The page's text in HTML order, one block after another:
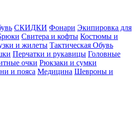
СКИДКИ Фонари Экипировка для
Свитера и кофты Костюмы и
и жилеты Тактическая Обувь
Перчатки и рукавицы Головные
очки Рюкзаки и сумки
и пояса Медицина Шевроны и